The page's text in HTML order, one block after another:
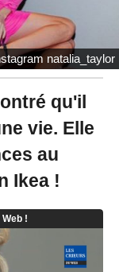
natalia_taylor
qu'il
vie. Elle
au
Ikea !